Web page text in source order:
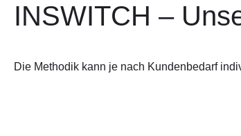
INSWITCH –
Die Methodik kann je nach Kundenbedarf